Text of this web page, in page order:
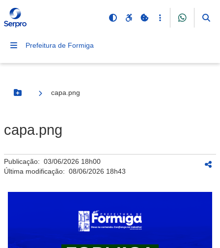
Prefeitura de Formiga
Botão Menu
capa.png
capa.png
Publicação: 03/06/2026 18h00
Última modificação: 08/06/2026 18h43